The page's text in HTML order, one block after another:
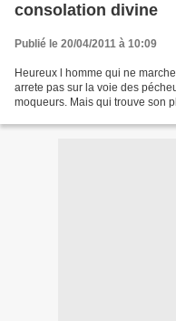
consolation divine
Publié le 20/04/2011 à 10:09
Heureux l homme qui ne
arrete pas sur la voie des
moqueurs. Mais qui trouve son